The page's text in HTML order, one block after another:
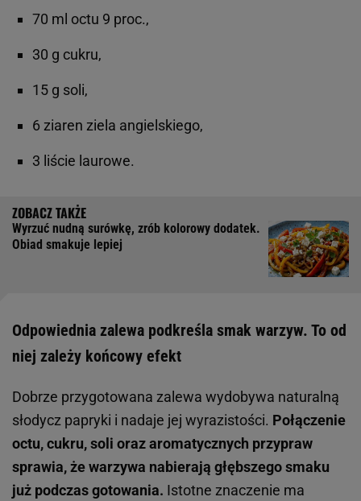
70 ml octu 9 proc.,
30 g cukru,
15 g soli,
6 ziaren ziela angielskiego,
3 liście laurowe.
Wyrzuć nudną surówkę, zrób kolorowy dodatek.
Obiad smakuje lepiej
Odpowiednia zalewa podkreśla smak warzyw. To od
niej zależy końcowy efekt
Dobrze przygotowana zalewa wydobywa naturalną
słodycz papryki i nadaje jej wyrazistości. Połączenie
octu, cukru, soli oraz aromatycznych przypraw
sprawia, że warzywa nabierają głębszego smaku
już podczas gotowania. Istotne znaczenie ma